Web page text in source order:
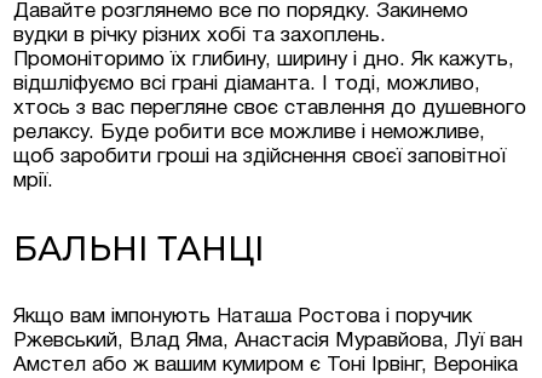
Давайте розглянемо все по порядку. Закинемо
вудки в річку різних хобі та захоплень.
Промоніторимо їх глибину, ширину і дно. Як кажуть,
відшліфуємо всі грані діаманта. І тоді, можливо,
хтось з вас перегляне своє ставлення до душевного
релаксу. Буде робити все можливе і неможливе,
щоб заробити гроші на здійснення своєї заповітної
мрії.
БАЛЬНІ ТАНЦІ
Якщо вам імпонують Наташа Ростова і поручик
Ржевський, Влад Яма, Анастасія Муравйова, Луї ван
Амстел або ж вашим кумиром є Тоні Ірвінг, Вероніка